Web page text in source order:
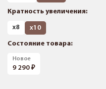
Кратность увеличения:
х8 х10
Состояние товара:
Новое
9 290